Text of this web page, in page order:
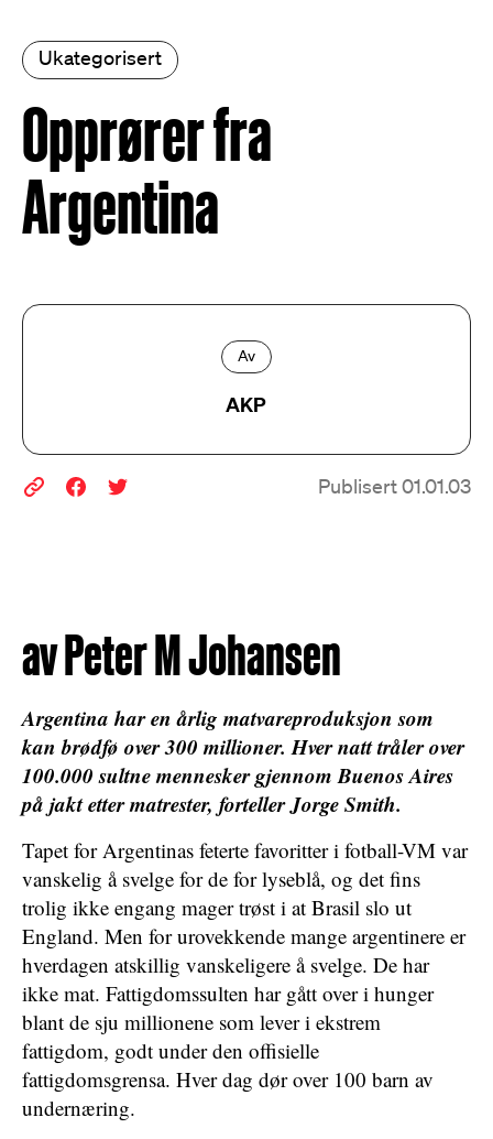
Ukategorisert
Opprører fra
Argentina
Av
AKP
Publisert 01.01.03
av Peter M Johansen
Argentina har en årlig matvareproduksjon som
kan brødfø over 300 millioner. Hver natt tråler over
100.000 sultne mennesker gjennom Buenos Aires
på jakt etter matrester, forteller Jorge Smith.
Tapet for Argentinas feterte favoritter i fotball-VM var
vanskelig å svelge for de for lyseblå, og det fins
trolig ikke engang mager trøst i at Brasil slo ut
England. Men for urovekkende mange argentinere er
hverdagen atskillig vanskeligere å svelge. De har
ikke mat. Fattigdomssulten har gått over i hunger
blant de sju millionene som lever i ekstrem
fattigdom, godt under den offisielle
fattigdomsgrensa. Hver dag dør over 100 barn av
undernæring.